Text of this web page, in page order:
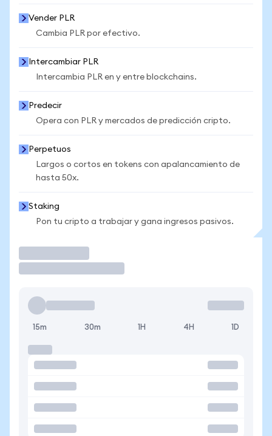
Vender PLR
Cambia PLR por efectivo.
Intercambiar PLR
Intercambia PLR en y entre blockchains.
Predecir
Opera con PLR y mercados de predicción cripto.
Perpetuos
Largos o cortos en tokens con apalancamiento de
hasta 50x.
Staking
Pon tu cripto a trabajar y gana ingresos pasivos.
15m 30m 1H 4H 1D